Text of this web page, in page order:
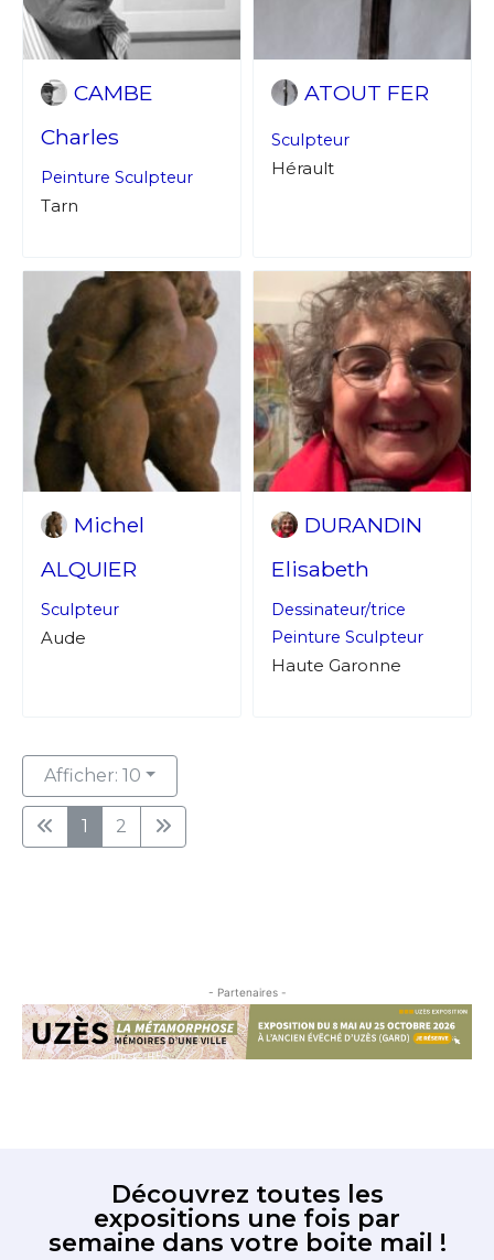
CAMBE
Charles
Peinture Sculpteur
Tarn
ATOUT FER
Sculpteur
Hérault
Michel
ALQUIER
Sculpteur
Aude
DURANDIN
Elisabeth
Dessinateur/trice
Peinture Sculpteur
Haute Garonne
Afficher: 10
1 2
- Partenaires -
Découvrez toutes les
expositions une fois par
semaine dans votre boite mail !